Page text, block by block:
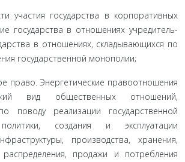
государства в корпоративных
государства в отношениях учредитель­
в отношениях, складывающихся по
государственной монополии;
Энергетические правоотно­шения
вид общественных отношений,
поводу реализации государствен­ной
политики, создания и эксплуатации
производства, хранения,
распределения, продажи и потребления